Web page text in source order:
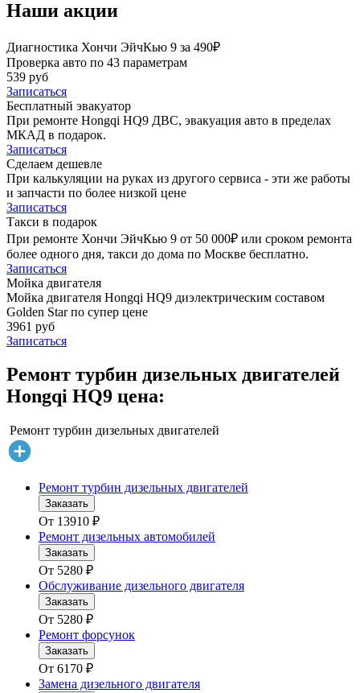
Наши акции
Диагностика Хончи ЭйчКью 9 за 490₽
Проверка авто по 43 параметрам
539 руб
Записаться
Бесплатный эвакуатор
При ремонте Hongqi HQ9 ДВС, эвакуация авто в пределах
МКАД в подарок.
Записаться
Сделаем дешевле
При калькуляции на руках из другого сервиса - эти же работы
и запчасти по более низкой цене
Записаться
Такси в подарок
При ремонте Хончи ЭйчКью 9 от 50 000₽ или сроком ремонта
более одного дня, такси до дома по Москве бесплатно.
Записаться
Мойка двигателя
Мойка двигателя Hongqi HQ9 диэлектрическим составом
Golden Star по супер цене
3961 руб
Записаться
Ремонт турбин дизельных двигателей
Hongqi HQ9 цена:
Ремонт турбин дизельных двигателей
Ремонт турбин дизельных двигателей
Заказать
От 13910 ₽
Ремонт дизельных автомобилей
Заказать
От 5280 ₽
Обслуживание дизельного двигателя
Заказать
От 5280 ₽
Ремонт форсунок
Заказать
От 6170 ₽
Замена дизельного двигателя